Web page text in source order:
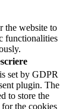
the website to
functionalities
set by GDPR
plugin. The
to store the
for the cookies